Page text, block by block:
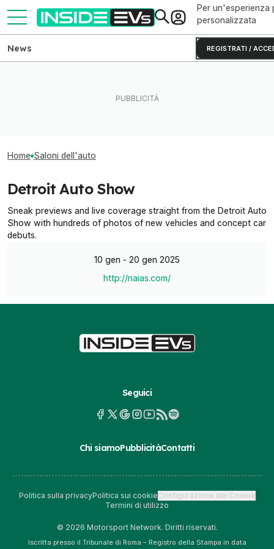
Per un'esperienza
personalizzata
REGISTRATI /
News
Home Saloni dell'auto
Detroit Auto Show
Sneak previews and live coverage straight from the Detroit Auto
Show with hundreds of photos of new vehicles and concept car
debuts.
10 gen - 20 gen 2025
http://naias.com/
Seguici
Chi siamoPubblicitàContatti
Politica sulla privacyPolitica sui cookieConfigurazione dei Cookie
Termini di utilizzo
© 2026 Motorsport Network. Diritti riservati.
Iscritta presso il Tribunale di Roma – Registro della Stampa in data